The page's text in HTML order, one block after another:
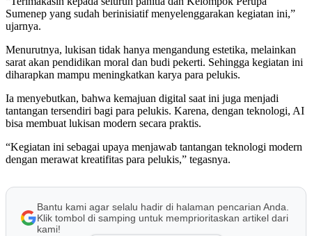
Sumenep yang sudah berinisiatif menyelenggarakan kegiatan ini,”
ujarnya.
Menurutnya, lukisan tidak hanya mengandung estetika, melainkan
sarat akan pendidikan moral dan budi pekerti. Sehingga kegiatan ini
diharapkan mampu meningkatkan karya para pelukis.
Ia menyebutkan, bahwa kemajuan digital saat ini juga menjadi
tantangan tersendiri bagi para pelukis. Karena, dengan teknologi, AI
bisa membuat lukisan modern secara praktis.
“Kegiatan ini sebagai upaya menjawab tantangan teknologi modern
dengan merawat kreatifitas para pelukis,” tegasnya.
Bantu kami agar selalu hadir di halaman pencarian Anda.
Klik tombol di samping untuk memprioritaskan artikel dari
kami!